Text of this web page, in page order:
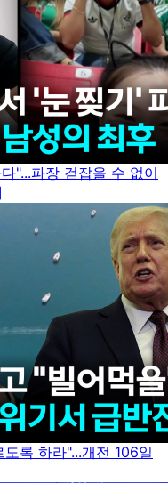
"...파장 걷잡을 수 없이
록 하라"...개전 106일